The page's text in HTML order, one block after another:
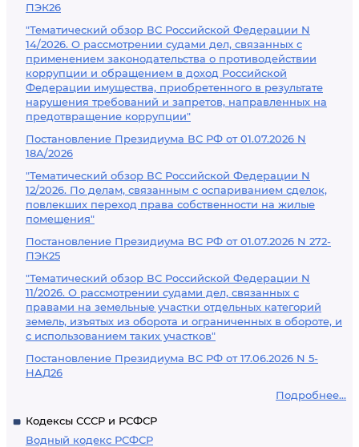
ПЭК26
"Тематический обзор ВС Российской Федерации N
14/2026. О рассмотрении судами дел, связанных с
применением законодательства о противодействии
коррупции и обращением в доход Российской
Федерации имущества, приобретенного в результате
нарушения требований и запретов, направленных на
предотвращение коррупции"
Постановление Президиума ВС РФ от 01.07.2026 N
18А/2026
"Тематический обзор ВС Российской Федерации N
12/2026. По делам, связанным с оспариванием сделок,
повлекших переход права собственности на жилые
помещения"
Постановление Президиума ВС РФ от 01.07.2026 N 272-
ПЭК25
"Тематический обзор ВС Российской Федерации N
11/2026. О рассмотрении судами дел, связанных с
правами на земельные участки отдельных категорий
земель, изъятых из оборота и ограниченных в обороте, и
с использованием таких участков"
Постановление Президиума ВС РФ от 17.06.2026 N 5-
НАД26
Подробнее...
Кодексы СССР и РСФСР
Водный кодекс РСФСР